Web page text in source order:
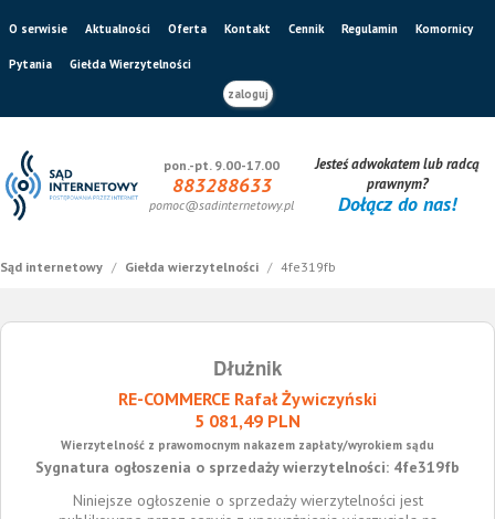
O serwisie Aktualności Oferta Kontakt Cennik Regulamin Komornicy
Pytania
Giełda Wierzytelności
zaloguj
pon.-pt. 9.00-17.00
883288633
pomoc@sadinternetowy.pl
Jesteś adwokatem lub radcą
prawnym?
Dołącz do nas!
Sąd internetowy / Giełda wierzytelności / 4fe319fb
Dłużnik
RE-COMMERCE Rafał Żywiczyński
5 081,49 PLN
Wierzytelność z prawomocnym nakazem zapłaty/wyrokiem sądu
Sygnatura ogłoszenia o sprzedaży wierzytelności: 4fe319fb
Niniejsze ogłoszenie o sprzedaży wierzytelności jest